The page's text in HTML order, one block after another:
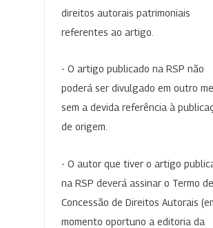
direitos autorais patrimoniais
referentes ao artigo.
- O artigo publicado na RSP não
poderá ser divulgado em outro
sem a devida referência à
de origem.
- O autor que tiver o artigo
na RSP deverá assinar o Termo de
Concessão de Direitos Autorais
momento oportuno a editoria da